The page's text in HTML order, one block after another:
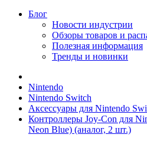
Блог
Новости индустрии
Обзоры товаров и
Полезная информация
Тренды и новинки
Nintendo
Nintendo Switch
Аксессуары для Nintendo
Контроллеры Joy-Con для
Neon Blue) (аналог, 2 шт.)